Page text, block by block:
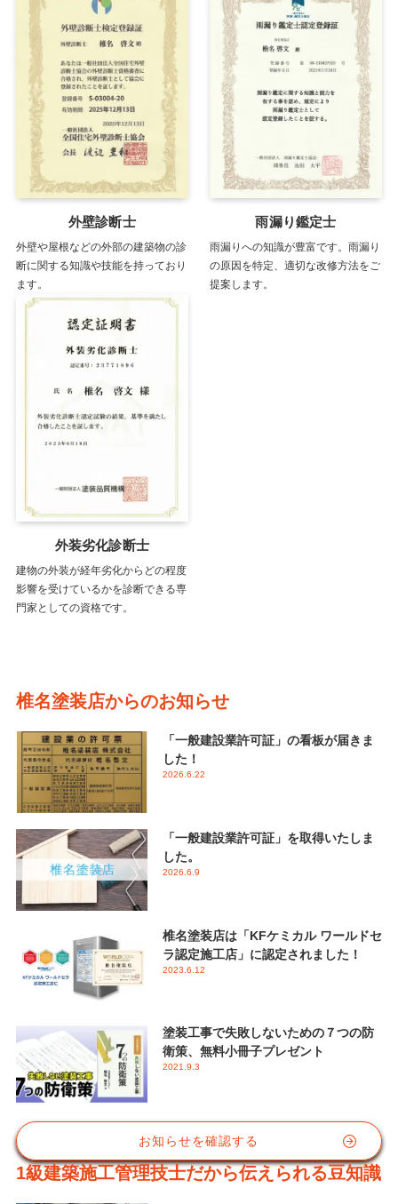
外壁診断士
外壁や屋根などの外部の建築物の診
断に関する知識や技能を持っており
ます。
雨漏り鑑定士
雨漏りへの知識が豊富です。雨漏り
の原因を特定、適切な改修方法をご
提案します。
外装劣化診断士
建物の外装が経年劣化からどの程度
影響を受けているかを診断できる専
門家としての資格です。
椎名塗装店からのお知らせ
「一般建設業許可証」の看板が届きま
した！
2026.6.22
「一般建設業許可証」を取得いたしま
した。
2026.6.9
椎名塗装店は「KFケミカル ワールドセ
ラ認定施工店」に認定されました！
2023.6.12
塗装工事で失敗しないための７つの防
衛策、無料小冊子プレゼント
2021.9.3
お知らせを確認する
1級建築施工管理技士だから伝えられる豆知識